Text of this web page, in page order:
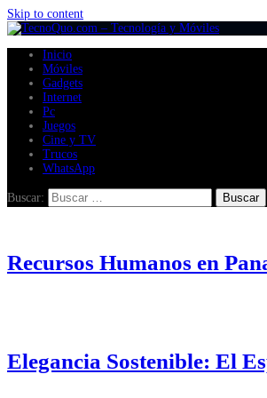
Skip to content
Inicio
Móviles
Gadgets
Internet
Pc
Juegos
Cine y TV
Trucos
WhatsApp
Buscar:
Recursos Humanos en
Elegancia Sostenible: El